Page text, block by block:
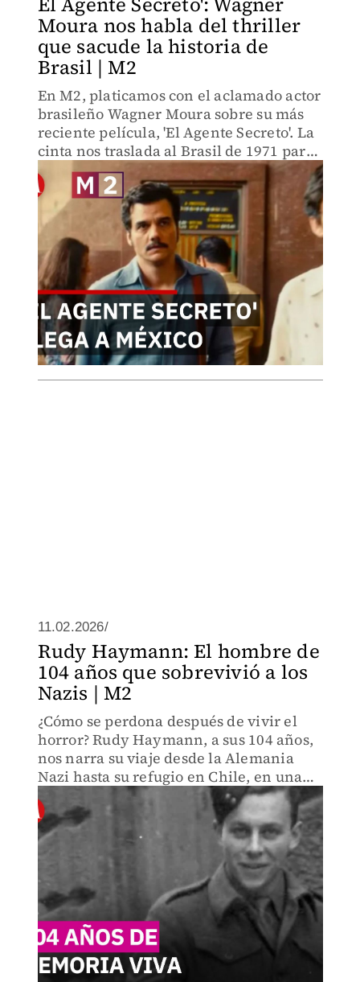
Moura nos habla del thriller
que sacude la historia de
Brasil | M2
En M2, platicamos con el aclamado actor
brasileño Wagner Moura sobre su más
reciente película, 'El Agente Secreto'. La
cinta nos traslada al Brasil de 1971 para
contar la historia de un académico
perseguido por un sistema represor.
11.02.2026/
Rudy Haymann: El hombre de
104 años que sobrevivió a los
Nazis | M2
¿Cómo se perdona después de vivir el
horror? Rudy Haymann, a sus 104 años,
nos narra su viaje desde la Alemania
Nazi hasta su refugio en Chile, en una
entrevista que redefine la resiliencia
humana.